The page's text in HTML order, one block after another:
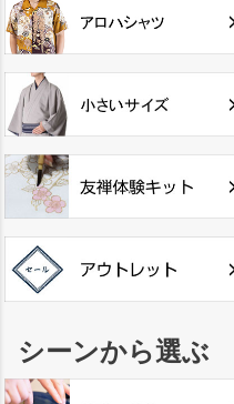
シーンから選ぶ